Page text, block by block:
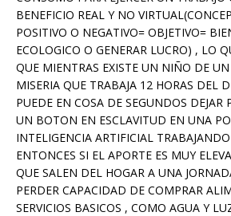
BENEFICIO REAL Y NO
POSITIVO O NEGATIVO= OBJETIVO=
ECOLOGICO O GENERAR LUCRO) , LO
QUE MIENTRAS EXISTE UN NIÑO DE
MISERIA QUE TRABAJA 12 HORAS DEL
PUEDE EN COSA DE SEGUNDOS DEJAR
UN BOTON EN ESCLAVITUD EN UNA
INTELIGENCIA ARTIFICIAL
ENTONCES SI EL APORTE ES MUY
QUE SALEN DEL HOGAR A UNA
PERDER CAPACIDAD DE COMPRAR
SERVICIOS BASICOS , COMO AGUA Y